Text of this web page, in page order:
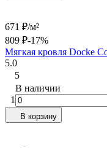
671 ₽/м²
809 ₽-17%
Мягкая кровля Docke
5.0
5
В наличии
1
В корзину